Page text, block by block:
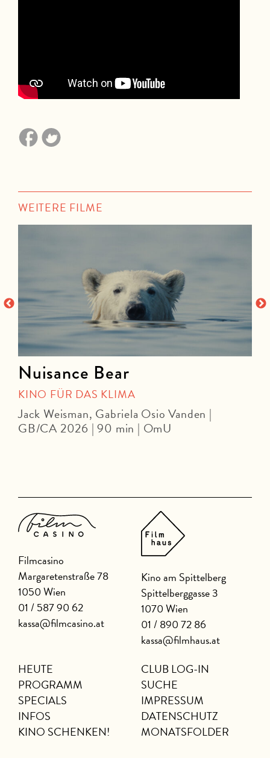
WEITERE FILME
Nuisance Bear
KINO FÜR DAS KLIMA
Jack Weisman, Gabriela Osio Vanden |
GB/CA 2026 | 90 min | OmU
Filmcasino
Margaretenstraße 78
1050 Wien
01 / 587 90 62
kassa@filmcasino.at
Kino am Spittelberg
Spittelberggasse 3
1070 Wien
01 / 890 72 86
kassa@filmhaus.at
HEUTE
PROGRAMM
SPECIALS
INFOS
KINO SCHENKEN!
CLUB LOG-IN
SUCHE
IMPRESSUM
DATENSCHUTZ
MONATSFOLDER